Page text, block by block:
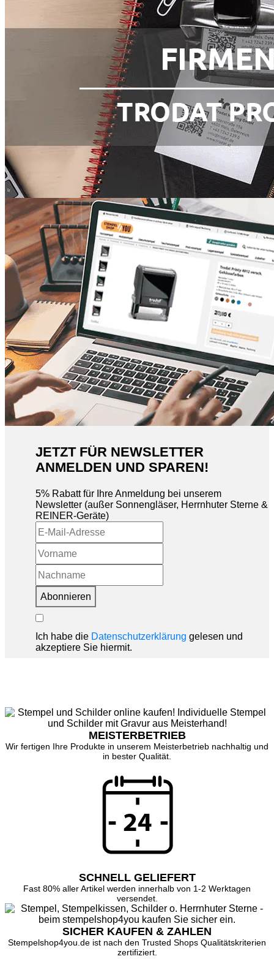
JETZT FÜR NEWSLETTER
ANMELDEN UND SPAREN!
5% Rabatt für Ihre Anmeldung bei unserem
Newsletter (außer Sonnengläser, Herrnhuter Sterne &
REINER-Geräte)
Abonnieren
Ich habe die Datenschutzerklärung gelesen und
akzeptiere Sie hiermit.
MEISTERBETRIEB
Wir fertigen Ihre Produkte in unserem Meisterbetrieb nachhaltig und
in bester Qualität.
SCHNELL GELIEFERT
Fast 80% aller Artikel werden innerhalb von 1-2 Werktagen
versendet.
SICHER KAUFEN & ZAHLEN
Stempelshop4you.de ist nach den Trusted Shops Qualitätskriterien
zertifiziert.